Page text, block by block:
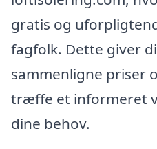
gratis og
fagfolk. Dette giver
sammenligne priser
træffe et informeret
dine behov.